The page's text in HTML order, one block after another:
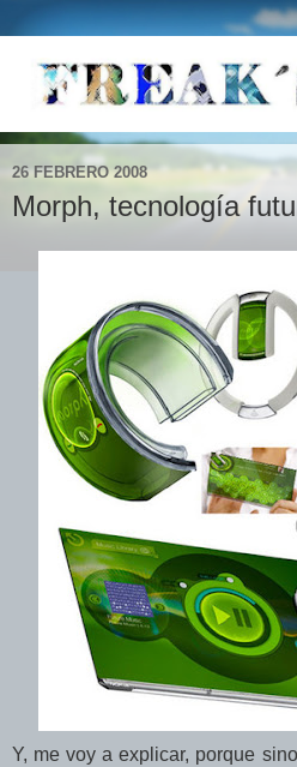
26 FEBRERO 2008
Morph, tecnología
Y, me voy a explicar, porque